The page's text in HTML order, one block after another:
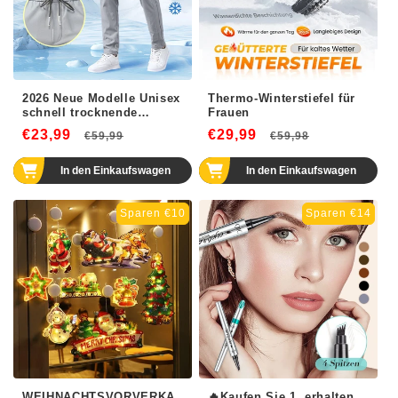
2026 Neue Modelle Unisex
schnell trocknende
Stretchhosen
€23,99
Normaler
Preis
€59,99 Verkaufspreis
In den Einkaufswagen
Thermo-Winterstiefel für
Frauen
€29,99
Normaler
Preis
€59,98
In den Einkaufswagen
Sparen €10 Sparen €14